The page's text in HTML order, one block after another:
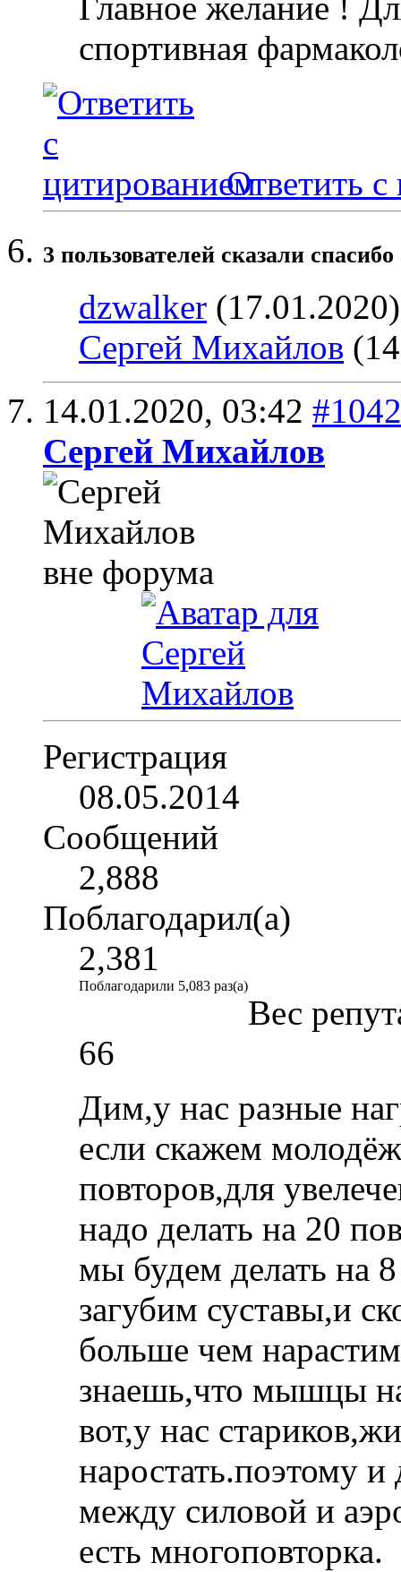
Главное желание !
спортивная
Ответить с
3 пользователей сказали
dzwalker
Сергей Михайлов
14.01.2020, 03:42
Сергей Михайлов
Регистрация
08.05.2014
Сообщений
2,888
Поблагодарил(а)
2,381
Поблагодарили 5,083 раз(а)
Вес
66
Дим,у нас разные
если скажем
повторов,для
надо делать на 20
мы будем делать на
загубим суставы,и
больше чем
знаешь,что мышцы
вот,у нас
наростать.поэтому
между силовой и
есть многоповторка.